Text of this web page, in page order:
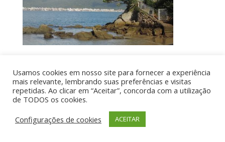
Por aí de Barraca - direitos reservados - Desenvolvido
por UIA WEB
Usamos cookies em nosso site para fornecer a experiência
mais relevante, lembrando suas preferências e visitas
repetidas. Ao clicar em “Aceitar”, concorda com a utilização
de TODOS os cookies.
Configurações de cookies
ACEITAR